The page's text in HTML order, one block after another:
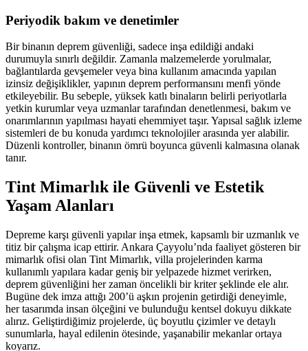
Periyodik bakım ve denetimler
Bir binanın deprem güvenliği, sadece inşa edildiği andaki
durumuyla sınırlı değildir. Zamanla malzemelerde yorulmalar,
bağlantılarda gevşemeler veya bina kullanım amacında yapılan
izinsiz değişiklikler, yapının deprem performansını menfi yönde
etkileyebilir. Bu sebeple, yüksek katlı binaların belirli periyotlarla
yetkin kurumlar veya uzmanlar tarafından denetlenmesi, bakım ve
onarımlarının yapılması hayati ehemmiyet taşır. Yapısal sağlık izleme
sistemleri de bu konuda yardımcı teknolojiler arasında yer alabilir.
Düzenli kontroller, binanın ömrü boyunca güvenli kalmasına olanak
tanır.
Tint Mimarlık ile Güvenli ve Estetik
Yaşam Alanları
Depreme karşı güvenli yapılar inşa etmek, kapsamlı bir uzmanlık ve
titiz bir çalışma icap ettirir. Ankara Çayyolu’nda faaliyet gösteren bir
mimarlık ofisi olan Tint Mimarlık, villa projelerinden karma
kullanımlı yapılara kadar geniş bir yelpazede hizmet verirken,
deprem güvenliğini her zaman öncelikli bir kriter şeklinde ele alır.
Bugüne dek imza attığı 200’ü aşkın projenin getirdiği deneyimle,
her tasarımda insan ölçeğini ve bulunduğu kentsel dokuyu dikkate
alırız. Geliştirdiğimiz projelerde, üç boyutlu çizimler ve detaylı
sunumlarla, hayal edilenin ötesinde, yaşanabilir mekanlar ortaya
koyarız.